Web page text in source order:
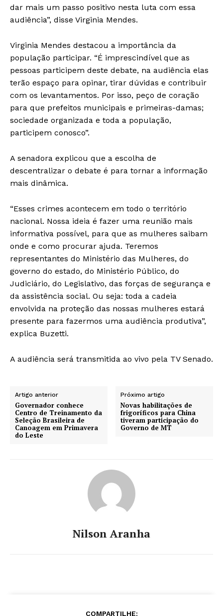
dar mais um passo positivo nesta luta com essa
audiência”, disse Virginia Mendes.
Virginia Mendes destacou a importância da
população participar. “É imprescindível que as
pessoas participem deste debate, na audiência elas
terão espaço para opinar, tirar dúvidas e contribuir
com os levantamentos. Por isso, peço de coração
para que prefeitos municipais e primeiras-damas;
sociedade organizada e toda a população,
participem conosco”.
A senadora explicou que a escolha de
descentralizar o debate é para tornar a informação
mais dinâmica.
“Esses crimes acontecem em todo o território
nacional. Nossa ideia é fazer uma reunião mais
informativa possível, para que as mulheres saibam
onde e como procurar ajuda. Teremos
representantes do Ministério das Mulheres, do
governo do estado, do Ministério Público, do
Judiciário, do Legislativo, das forças de segurança e
da assistência social. Ou seja: toda a cadeia
envolvida na proteção das nossas mulheres estará
presente para fazermos uma audiência produtiva”,
explica Buzetti.
A audiência será transmitida ao vivo pela TV Senado.
Artigo anterior
Governador conhece
Centro de Treinamento da
Seleção Brasileira de
Canoagem em Primavera
do Leste
Próximo artigo
Novas habilitações de
frigoríficos para China
tiveram participação do
Governo de MT
Nilson Aranha
COMPARTILHE: